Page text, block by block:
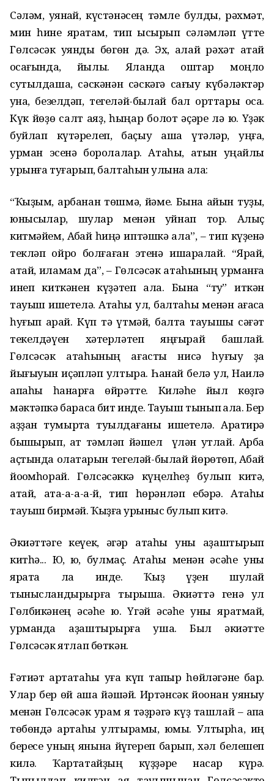
Сәләм, ҡуянҡай, күстәнәсең тәмле булды, рәхмәт,
мин һине яратам, тип ҡысҡырып сәләмләп үтте
Гөлсәсәк ҡуянды бөгөн дә. Эх, ҡалай рәхәт атай
ҡосағында, йылы. Яланда ҡоштар моңло
сутылдаша, сәскәнән сәскәгә сағыу күбәләктәр
ҡуна, безелдәп, тегеләй-былай бал ҡорттары оса.
Күк йөҙө салт аяҙ, һыңар болот әҫәре лә юҡ. Үҙәк
буйлап күтәрелеп, баҫыу аша үтәләр, уңға,
урман эсенә боролалар. Атаһы, атын уңайлы
урынға туғарып, балтаһын ҡулына ала:
“Ҡыҙым, арбанан төшмә, йәме. Бына ҡайын туҙы,
юнысҡылар, шулар менән уйнап тор. Алыҫ
китмәйем, Аҡбай һиңә иптәшкә ҡала”, – тип күҙенә
текләп ҡойроҡ болғаған этенә ишаралай. “Ярай,
атай, иламам да”, – Гөлсәсәк атаһының урманға
инеп киткәнен күҙәтеп ҡала. Бына “туҡ” иткән
тауыш ишетелә. Атаһы ул, балтаһы менән ағасҡа
һуғып ҡарай. Күп тә үтмәй, балта тауышы сәғәт
текелдәүен хәтерләтеп яңғырай башлай.
Гөлсәсәк атаһының ағасты нисә һуғыу ҙа
йығыуын иҫәпләп ултыра. Һанай белә ул, Наилә
апаһы һанарға өйрәтте. Киләһе йыл көҙгә
мәктәпкә барасаҡ бит инде. Тауыш тынып ҡала. Бер
аҙҙан тумыртҡа туҡылдағаны ишетелә. Аратирә
бышҡырып, ат тәмләп йәшел үлән утлай. Арба
аҫтында ҡолаҡтарын тегеләй-былай йөрөтөп, Аҡбай
йоҡомһорай. Гөлсәсәккә күңелһеҙ булып китә,
атай, ата-а-а-а-й, тип һөрәнләп ебәрә. Атаһы
тауыш бирмәй. Ҡыҙға ҡурҡыныс булып китә.
Әкиәттәге кеүек, әгәр атаһы уны аҙаштырып
китһә... Юҡ, юҡ, булмаҫ. Атаһы менән әсәһе уны
ярата ла инде. Ҡыҙ үҙен шулай
тынысландырырға тырыша. Әкиәттә генә ул
Гөлбикәнең әсәһе юҡ. Үгәй әсәһе уны яратмай,
урманда аҙаштырырға ҡуша. Был әкиәтте
Гөлсәсәк ятлап бөткән.
Ғәтиәт ҡартатаһы уға күп тапҡыр һөйләгәне бар.
Улар бер өй аша йәшәй. Иртәнсәк йоҡонан уяныу
менән Гөлсәсәк урам яҡ тәҙрәгә күҙ ташлай – ҡапҡа
төбөндә ҡартаһы ултырамы, юҡмы. Ултырһа, иң
бересе уның янына йүгереп барып, хәл белешеп
килә. Ҡартатайҙың күҙҙәре насар күрә.